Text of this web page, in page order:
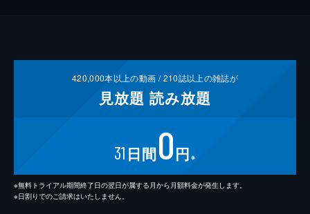
420,000本以上の動画 /210誌以上の雑誌が
見放題 読み放題
31 日間0円 ※
※無料トライアル期間終了日の翌日が属する月から月額料金が発生します。
※日割りでのご請求はいたしません。